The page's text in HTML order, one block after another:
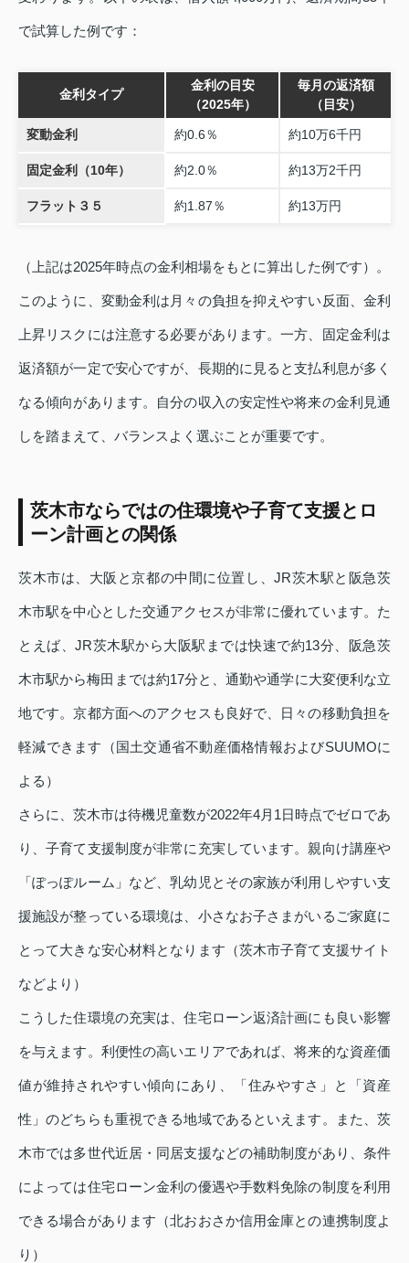
で試算した例です：
金利タイプ
金利の目安
（2025年）
毎月の返済額
（目安）
変動金利 約0.6％ 約10万6千円
固定金利（10年） 約2.0％ 約13万2千円
フラット３５ 約1.87％ 約13万円
（上記は2025年時点の金利相場をもとに算出した例です）。
このように、変動金利は月々の負担を抑えやすい反面、金利
上昇リスクには注意する必要があります。一方、固定金利は
返済額が一定で安心ですが、長期的に見ると支払利息が多く
なる傾向があります。自分の収入の安定性や将来の金利見通
しを踏まえて、バランスよく選ぶことが重要です。
茨木市ならではの住環境や子育て支援とロ
ーン計画との関係
茨木市は、大阪と京都の中間に位置し、JR茨木駅と阪急茨
木市駅を中心とした交通アクセスが非常に優れています。た
とえば、JR茨木駅から大阪駅までは快速で約13分、阪急茨
木市駅から梅田までは約17分と、通勤や通学に大変便利な立
地です。京都方面へのアクセスも良好で、日々の移動負担を
軽減できます（国土交通省不動産価格情報およびSUUMOに
よる）
さらに、茨木市は待機児童数が2022年4月1日時点でゼロであ
り、子育て支援制度が非常に充実しています。親向け講座や
「ぽっぽルーム」など、乳幼児とその家族が利用しやすい支
援施設が整っている環境は、小さなお子さまがいるご家庭に
とって大きな安心材料となります（茨木市子育て支援サイト
などより）
こうした住環境の充実は、住宅ローン返済計画にも良い影響
を与えます。利便性の高いエリアであれば、将来的な資産価
値が維持されやすい傾向にあり、「住みやすさ」と「資産
性」のどちらも重視できる地域であるといえます。また、茨
木市では多世代近居・同居支援などの補助制度があり、条件
によっては住宅ローン金利の優遇や手数料免除の制度を利用
できる場合があります（北おおさか信用金庫との連携制度よ
り）